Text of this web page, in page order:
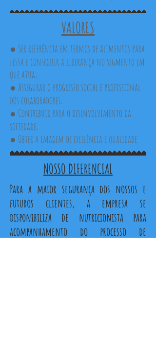
VALORES
● Ser referência em termos de alimentos para
festa e conseguir a liderança no segmento em
que atua;
● Assegurar o progresso social e profissional
dos colaboradores;
● Contribuir para o desenvolvimento da
sociedade;
● Obter a imagem de excelência e qualidade.
NOSSO DIFERENCIAL
Para a maior segurança dos nossos e
futuros clientes, a empresa se
disponibiliza de nutricionista para
acompanhamento do processo de